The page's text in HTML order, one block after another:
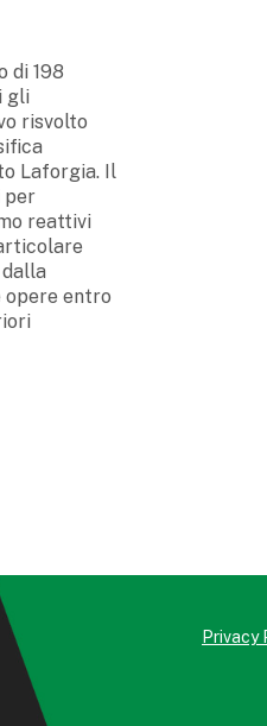
di 198
gli
risvolto
Laforgia. Il
per
reattivi
opere entro
Privacy